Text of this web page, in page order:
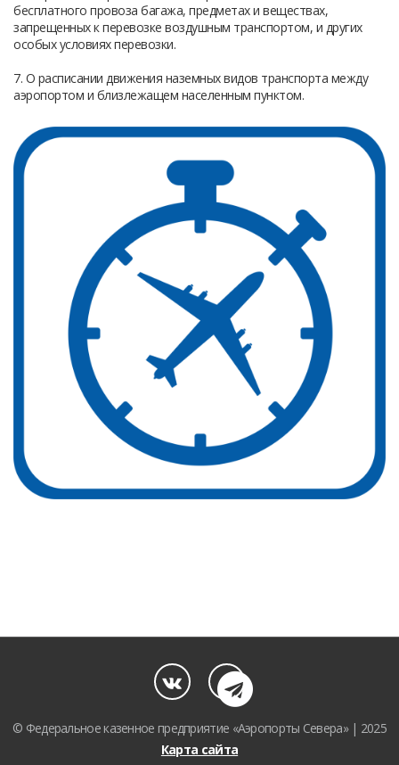
бесплатного провоза багажа, предметах и веществах,
запрещенных к перевозке воздушным транспортом, и других
особых условиях перевозки.
7. О расписании движения наземных видов транспорта между
аэропортом и близлежащем населенным пунктом.
© Федеральное казенное предприятие «Аэропорты Севера» | 2025
Карта сайта